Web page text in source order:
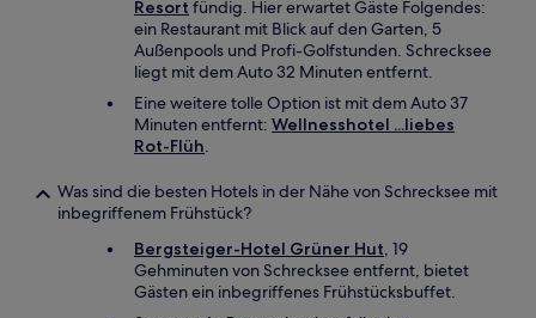
Resort fündig. Hier erwartet Gäste Folgendes:
ein Restaurant mit Blick auf den Garten, 5
Außenpools und Profi-Golfstunden. Schrecksee
liegt mit dem Auto 32 Minuten entfernt.
Eine weitere tolle Option ist mit dem Auto 37
Minuten entfernt: Wellnesshotel ...liebes
Rot-Flüh.
Was sind die besten Hotels in der Nähe von Schrecksee mit
inbegriffenem Frühstück?
Bergsteiger-Hotel Grüner Hut, 19
Gehminuten von Schrecksee entfernt, bietet
Gästen ein inbegriffenes Frühstücksbuffet.